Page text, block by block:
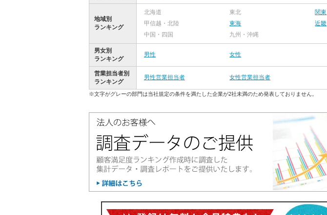
地域別
ランキング
北海道 東北
関東
甲信越・北陸
東海
近畿
中国・四国
九州・沖縄
男女別
ランキング
男性 女性
営業担当者別
ランキング
男性営業担当者 女性営業担当者
※文字がグレーの部門は当社規定の条件を満たした企業が2社未満のため発表しておりません。